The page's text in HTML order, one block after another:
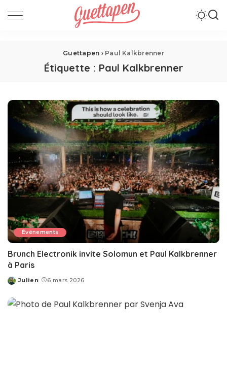
Guettapen › Paul Kalkbrenner
Étiquette : Paul Kalkbrenner
Événements
Brunch Electronik invite Solomun et Paul Kalkbrenner
à Paris
Posted
Julien 6 mars 2026